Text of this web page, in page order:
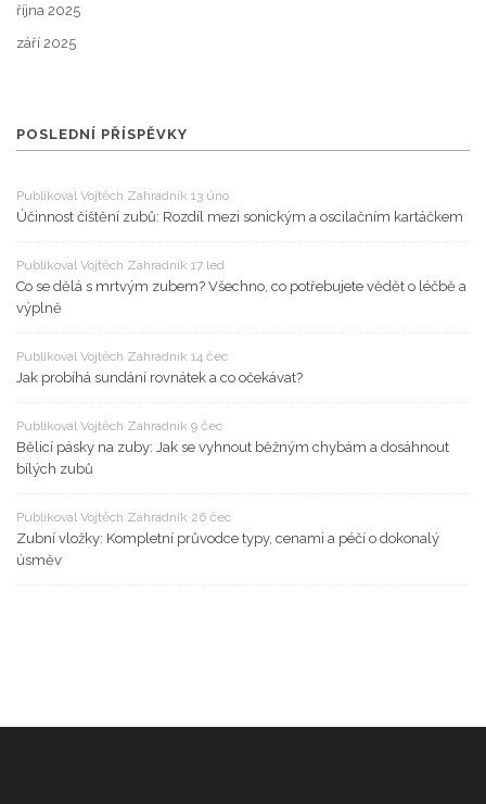
října 2025
září 2025
POSLEDNÍ PŘÍSPĚVKY
Publikoval Vojtěch Zahradník 13 úno
Účinnost čištění zubů: Rozdíl mezi sonickým a oscilačním kartáčkem
Publikoval Vojtěch Zahradník 17 led
Co se dělá s mrtvým zubem? Všechno, co potřebujete vědět o léčbě a
výplně
Publikoval Vojtěch Zahradník 14 čec
Jak probíhá sundání rovnátek a co očekávat?
Publikoval Vojtěch Zahradník 9 čec
Bělicí pásky na zuby: Jak se vyhnout běžným chybám a dosáhnout
bílých zubů
Publikoval Vojtěch Zahradník 26 čec
Zubní vložky: Kompletní průvodce typy, cenami a péčí o dokonalý
úsměv